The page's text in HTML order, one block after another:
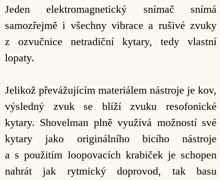
Jeden elektromagnetický snímač snímá
samozřejmě i všechny vibrace a rušivé zvuky
z ozvučnice netradiční kytary, tedy vlastní
lopaty.
Jelikož převážujícím materiálem nástroje je kov,
výsledný zvuk se blíží zvuku resofonické
kytary. Shovelman plně využívá možností své
kytary jako originálního bicího nástroje
a s použitím loopovacích krabiček je schopen
nahrát jak rytmický doprovod, tak basu